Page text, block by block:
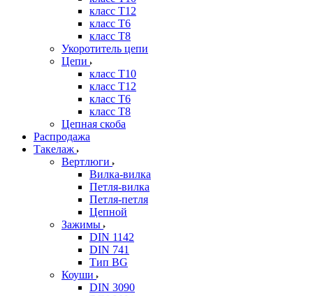
класс Т12
класс Т6
класс Т8
Укоротитель цепи
Цепи
класс Т10
класс Т12
класс Т6
класс Т8
Цепная скоба
Распродажа
Такелаж
Вертлюги
Вилка-вилка
Петля-вилка
Петля-петля
Цепной
Зажимы
DIN 1142
DIN 741
Тип BG
Коуши
DIN 3090